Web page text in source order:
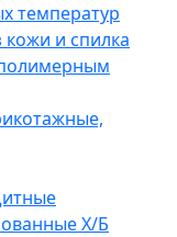
температур
и спилка
Х/Б